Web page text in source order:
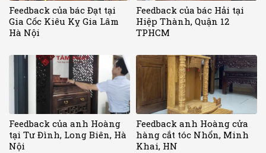
Feedback của bác Đạt tại
Gia Cốc Kiêu Kỵ Gia Lâm
Hà Nội
Feedback của bác Hải tại
Hiệp Thành, Quận 12
TPHCM
Feedback của anh Hoàng
tại Tư Đình, Long Biên, Hà
Nội
Feedback anh Hoàng cửa
hàng cắt tóc Nhổn, Minh
Khai, HN